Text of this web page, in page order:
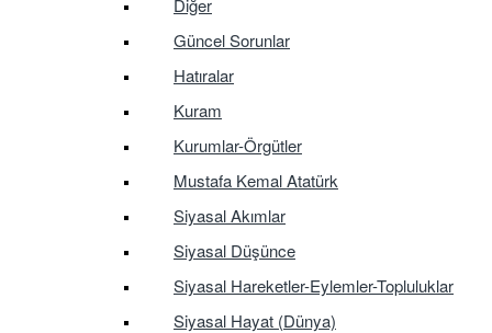
Güncel Sorunlar
Hatıralar
Kuram
Kurumlar-Örgütler
Mustafa Kemal Atatürk
Siyasal Akımlar
Siyasal Düşünce
Siyasal Hareketler-Eylemler-Topluluklar
Siyasal Hayat (Dünya)